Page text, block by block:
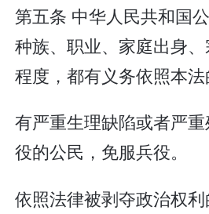
第五条 中华人民共和国
种族、职业、家庭出身
程度，都有义务依照本法
有严重生理缺陷或者严
役的公民，免服兵役。
依照法律被剥夺政治权